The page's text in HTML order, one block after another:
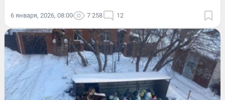
6 января, 2026, 08:00 7 258 12